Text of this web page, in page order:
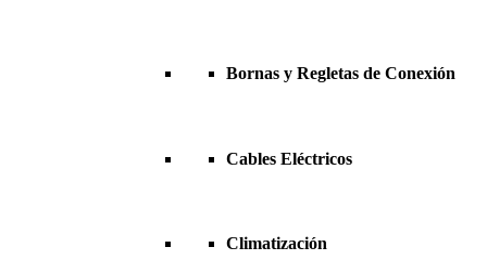
Bornas y Regletas de Conexión
Cables Eléctricos
Climatización